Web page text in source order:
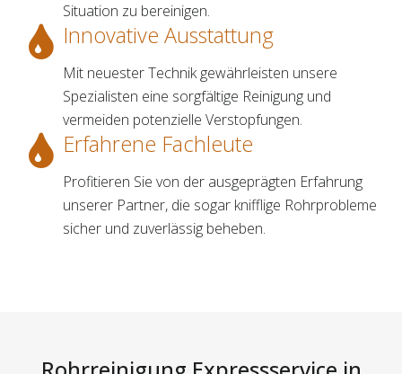
Situation zu bereinigen.
Innovative Ausstattung
Mit neuester Technik gewährleisten unsere
Spezialisten eine sorgfältige Reinigung und
vermeiden potenzielle Verstopfungen.
Erfahrene Fachleute
Profitieren Sie von der ausgeprägten Erfahrung
unserer Partner, die sogar knifflige Rohrprobleme
sicher und zuverlässig beheben.